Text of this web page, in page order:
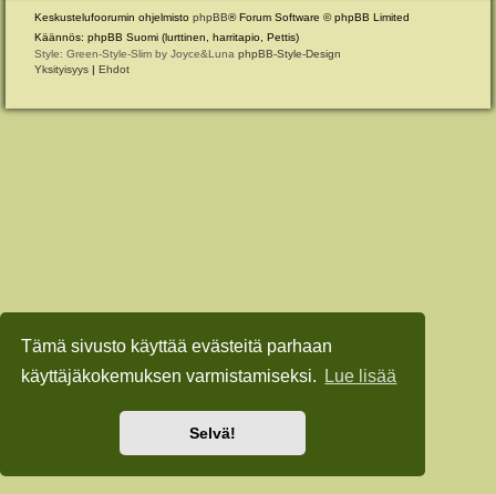
Tämä sivusto käyttää evästeitä parhaan
käyttäjäkokemuksen varmistamiseksi.
Lue lisää
Selvä!
Keskustelufoorumin ohjelmisto phpBB® Forum Software © phpBB Limited
Käännös: phpBB Suomi (lurttinen, harritapio, Pettis)
Style: Green-Style-Slim by Joyce&Luna phpBB-Style-Design
Yksityisyys | Ehdot